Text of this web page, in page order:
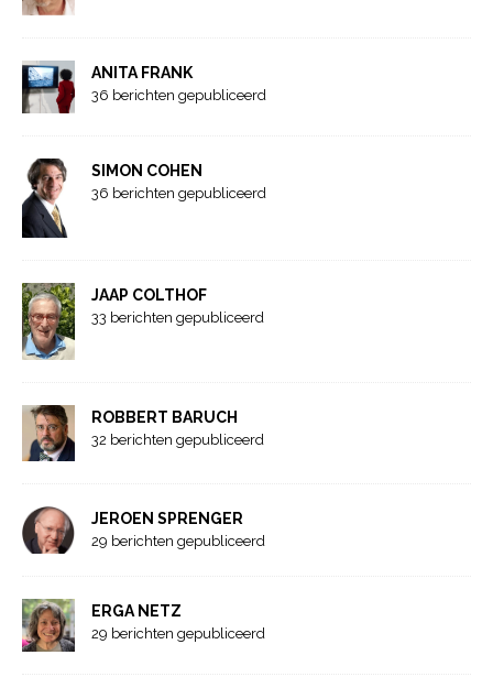
ANITA FRANK
36 berichten gepubliceerd
SIMON COHEN
36 berichten gepubliceerd
JAAP COLTHOF
33 berichten gepubliceerd
ROBBERT BARUCH
32 berichten gepubliceerd
JEROEN SPRENGER
29 berichten gepubliceerd
ERGA NETZ
29 berichten gepubliceerd